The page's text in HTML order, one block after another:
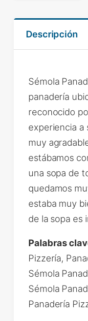
Descripción
Sémola
panadería
reconocido
experiencia a
muy
estábamos
una sopa de
quedamos
estaba muy
de la sopa es
Palabras
Pizzería,
Sémola
Sémola
Panadería